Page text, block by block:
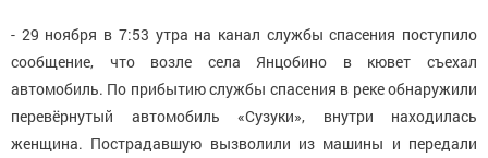
- 29 ноября в 7:53 утра на канал службы спасения поступило
сообщение, что возле села Янцобино в кювет съехал
автомобиль. По прибытию службы спасения в реке обнаружили
перевёрнутый автомобиль «Сузуки», внутри находилась
женщина. Пострадавшую вызволили из машины и передали